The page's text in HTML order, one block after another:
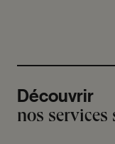
Découvrir
nos services